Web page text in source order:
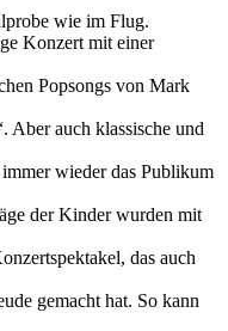
wie im Flug.
Konzert mit einer
Popsongs von Mark
auch klassische und
wieder das Publikum
der Kinder wurden mit
das auch
gemacht hat. So kann